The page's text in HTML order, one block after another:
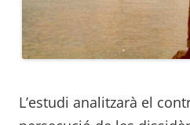
L’estudi analitzarà el